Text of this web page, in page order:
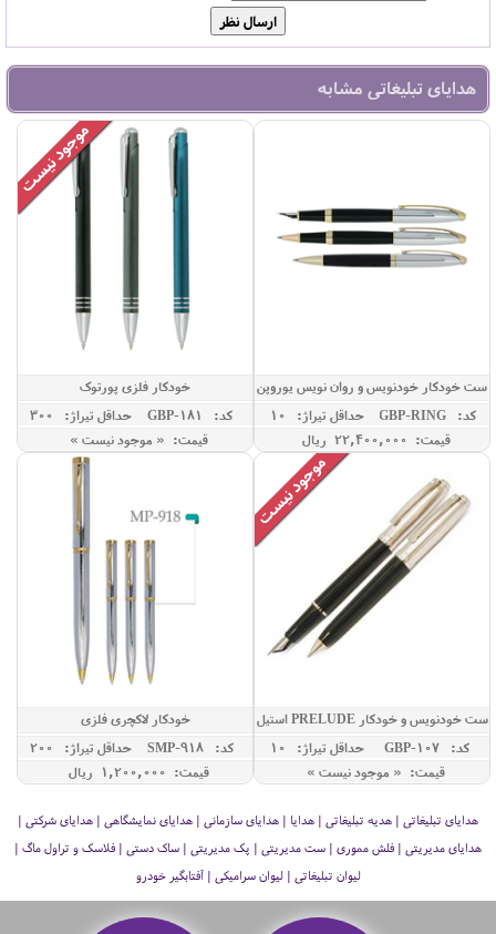
هدایای تبلیغاتی مشابه
ست خودکار خودنویس و روان نویس یوروپن
مدل RING
کد: GBP-RING
حداقل تيراژ: 10
قیمت: 22,400,000 ريال
خودکار فلزی پورتوک
کد: GBP-181
حداقل تيراژ: 300
قیمت: « موجود نیست »
ست خودنویس و خودکار PRELUDE استیل
کد: GBP-107
حداقل تيراژ: 10
قیمت: « موجود نیست »
خودکار لاکچری فلزی
کد: SMP-918
حداقل تيراژ: 200
قیمت: 1,200,000 ريال
هدایای تبلیغاتی | هدیه تبلیغاتی | هدایا | هدایای سازمانی | هدایای نمایشگاهی | هدایای شرکتی |
هدایای مدیریتی | فلش مموری | ست مدیریتی | پک مدیریتی | ساک دستی | فلاسک و تراول ماگ |
لیوان تبلیغاتی | لیوان سرامیکی | آفتابگیر خودرو